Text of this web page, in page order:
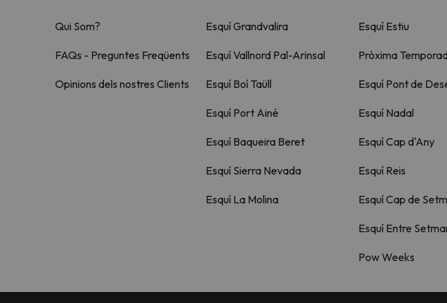
Qui Som?
FAQs - Preguntes Freqüents
Opinions dels nostres Clients
Esquí Grandvalira
Esquí Vallnord Pal-Arinsal
Esquí Boí Taüll
Esquí Port Ainé
Esquí Baqueira Beret
Esquí Sierra Nevada
Esquí La Molina
Esquí Estiu
Pròxima
Esquí Pont de
Esquí Nadal
Esquí Cap d'Any
Esquí Reis
Esquí Cap de
Esquí Entre
Pow Weeks